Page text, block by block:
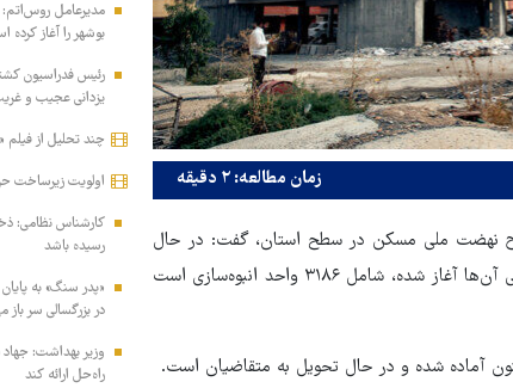
زمان مطالعه: ۲ دقیقه
نهضت ملی مسکن در سطح استان، گفت: در حال
حاضر مجموع پروژه‌هایی که پروانه ساخت دریافت کرده و عملیات اجرایی آن‌ها آغاز شده، شامل ۳۱۸۶ واحد انبوه‌سازی است
مدیرعامل
بوشهر را آغاز کرده‌
رئیس فدراسیون
یزدانی عجیب و
چند تحلیل از
اولویت زیرساخت
رسیده باشد
«پدر سنگ» به
در بزرگسالی سر باز
وزیر بهداشت: جهاد
راه‌حل ارائه کند